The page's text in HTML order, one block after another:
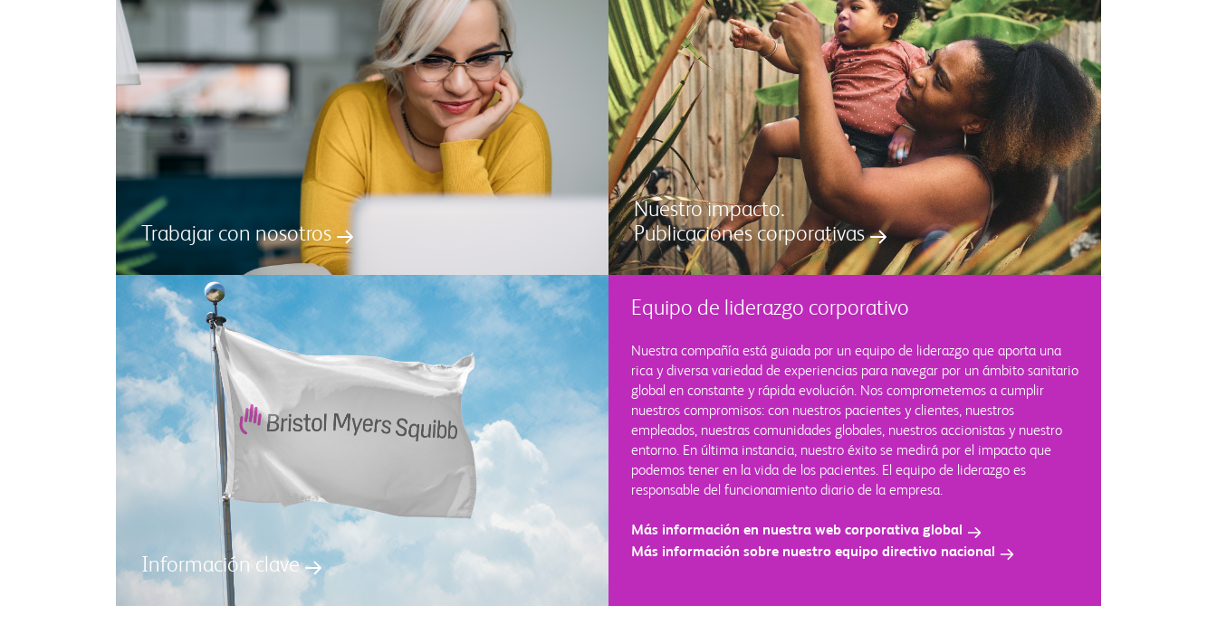
Trabajar con nosotros
Nuestro impacto.
Publicaciones corporativas
Información clave
Equipo de liderazgo corporativo
Nuestra compañía está guiada por un equipo de liderazgo que aporta una
rica y diversa variedad de experiencias para navegar por un ámbito sanitario
global en constante y rápida evolución. Nos comprometemos a cumplir
nuestros compromisos: con nuestros pacientes y clientes, nuestros
empleados, nuestras comunidades globales, nuestros accionistas y nuestro
entorno. En última instancia, nuestro éxito se medirá por el impacto que
podemos tener en la vida de los pacientes. El equipo de liderazgo es
responsable del funcionamiento diario de la empresa.
Más información en nuestra web corporativa global
Más información sobre nuestro equipo directivo nacional